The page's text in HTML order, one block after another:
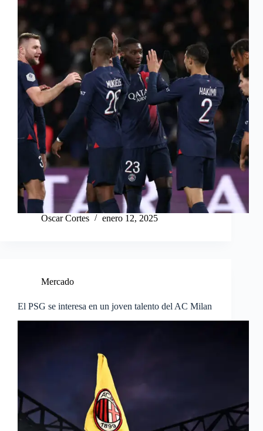
Oscar Cortes enero 12, 2025
Mercado
El PSG se interesa en un joven talento del AC Milan